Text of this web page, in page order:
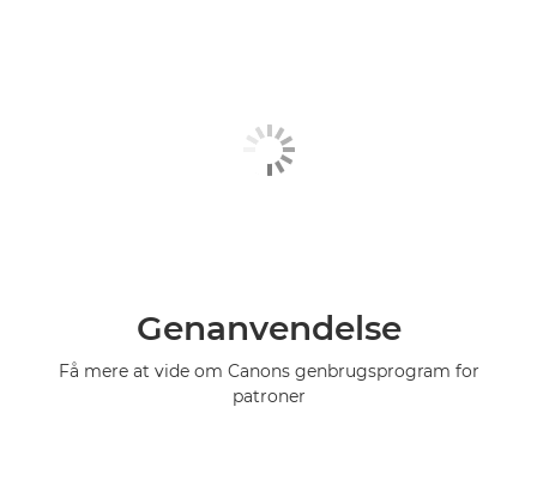
Genanvendelse
Få mere at vide om Canons genbrugsprogram for
patroner